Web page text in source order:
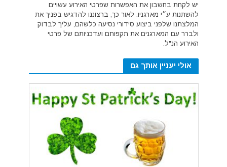
יש לקחת בחשבון את האפשרות שפרטי האירוע עשויים
להשתנות ע״י מארגניו. לאור כך, ברצוננו להדגיש בפניך את
המלצתנו שלפני ביצוע סידורי נסיעה כלשהם, עליך לבדוק
ולברר עם המארגנים את תקפותם ועדכניותם של פרטי
האירוע הנ"ל.
אולי יעניין אותך גם